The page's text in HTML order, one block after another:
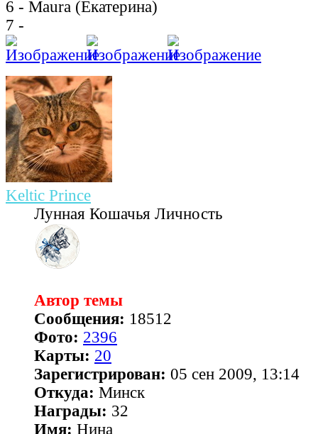
6 - Maura (Екатерина)
7 -
Keltic Prince
Лунная Кошачья Личность
Автор темы
Сообщения: 18512
Фото: 2396
Карты: 20
Зарегистрирован: 05 сен 2009, 13:14
Откуда: Минск
Награды: 32
Имя: Нина